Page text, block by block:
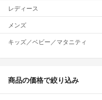
レディース
メンズ
キッズ／ベビー／マタニティ
商品の価格で絞り込み